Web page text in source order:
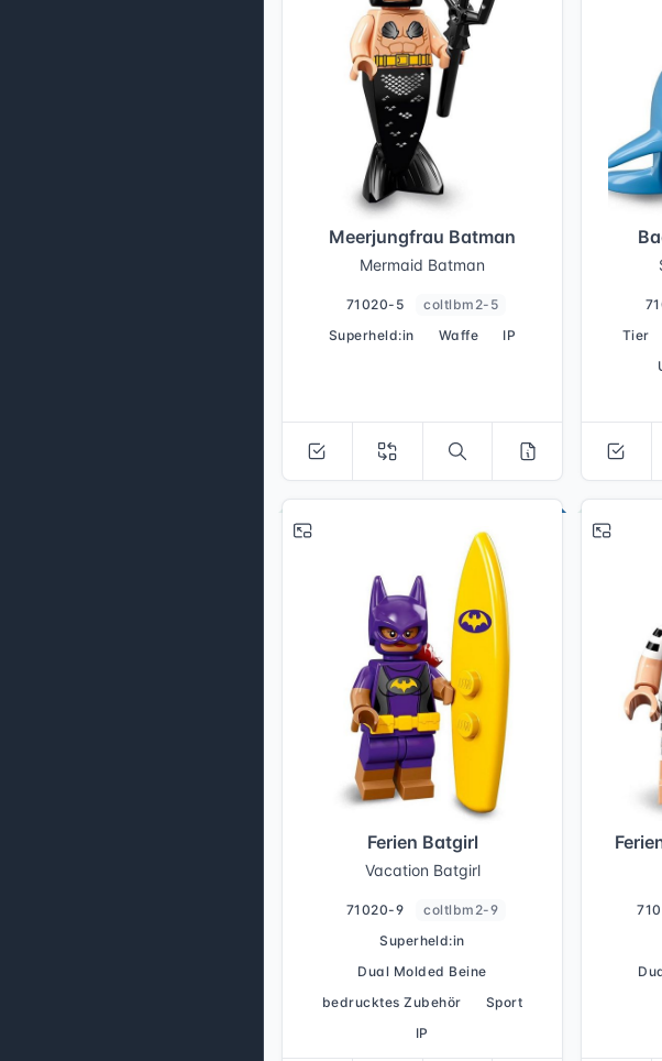
Meerjungfrau Batman
Mermaid Batman
71020-5
coltlbm2-5
Superheld:in
Waffe IP
Tier
Ferien Batgirl
Vacation Batgirl
71020-9
coltlbm2-9
Superheld:in
Dual Molded Beine
bedrucktes Zubehör
Sport
IP